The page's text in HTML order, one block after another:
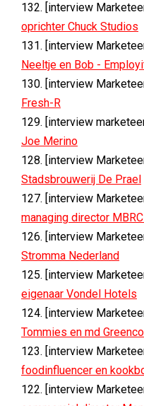
132. [interview
oprichter Chuck Studios
131. [interview
Neeltje en Bob -
130. [interview
Fresh-R
129. [interview
Joe Merino
128. [interview
Stadsbrouwerij De Prael
127. [interview
managing director
126. [interview
Stromma Nederland
125. [interview
eigenaar Vondel Hotels
124. [interview
Tommies en md Greenco
123. [interview
foodinfluencer en
122. [interview